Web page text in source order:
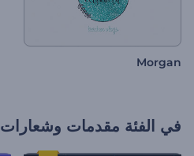
Morgan
في الفئة مقدمات وشعارات